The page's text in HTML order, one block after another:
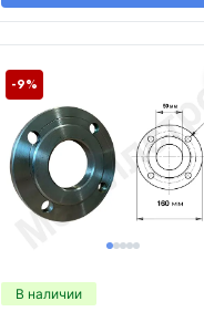
В наличии
-9%